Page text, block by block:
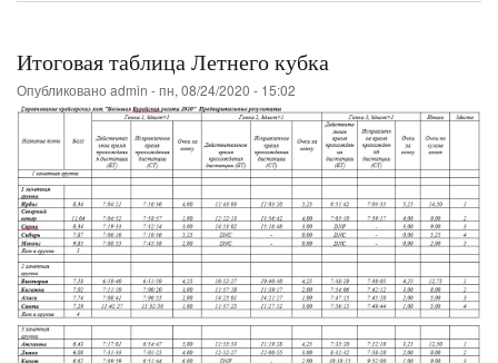
этапов
Осенней
регаты
Итоговая таблица Летнего кубка
Опубликовано admin -пн, 08/24/2020 - 15:02